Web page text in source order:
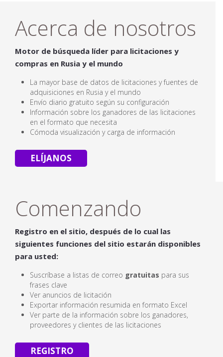
Acerca de nosotros
Motor de búsqueda líder para licitaciones y
compras en Rusia y el mundo
La mayor base de datos de licitaciones y fuentes de
adquisiciones en Rusia y el mundo
Envío diario gratuito según su configuración
Información sobre los ganadores de las licitaciones
en el formato que necesita
Cómoda visualización y carga de información
ELÍJANOS
Comenzando
Registro en el sitio, después de lo cual las
siguientes funciones del sitio estarán disponibles
para usted:
Suscríbase a listas de correo gratuitas para sus
frases clave
Ver anuncios de licitación
Exportar información resumida en formato Excel
Ver parte de la información sobre los ganadores,
proveedores y clientes de las licitaciones
REGISTRO